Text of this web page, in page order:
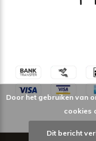
Door het gebruiken van
cookies
Dit bericht